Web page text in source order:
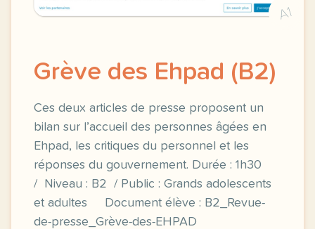
A1
Grève des Ehpad (B2)
Ces deux articles de presse proposent un
bilan sur l’accueil des personnes âgées en
Ehpad, les critiques du personnel et les
réponses du gouvernement. Durée : 1h30
/ Niveau : B2 / Public : Grands adolescents
et adultes Document élève : B2_Revue-
de-presse_Grève-des-EHPAD